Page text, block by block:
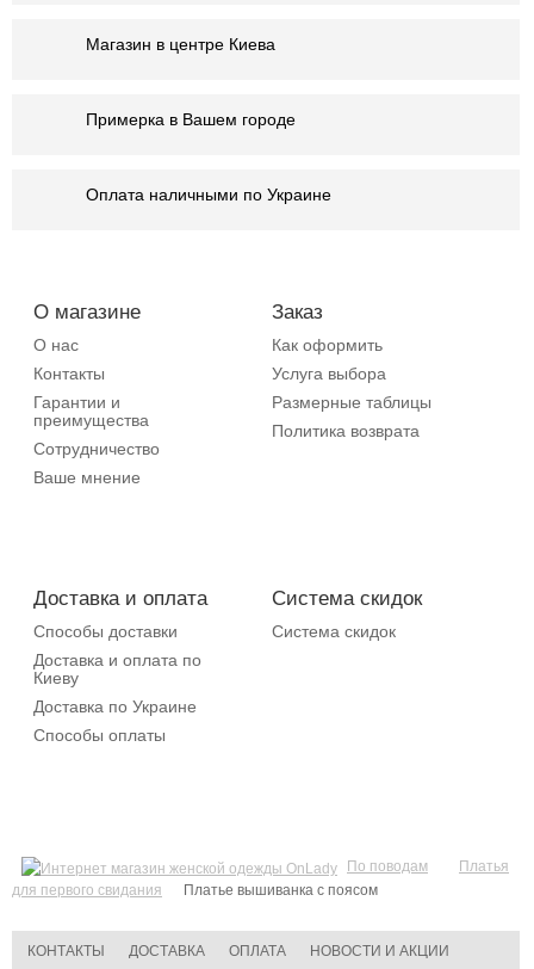
Магазин в центре Киева
Примерка в Вашем городе
Оплата наличными по Украине
О магазине
О нас
Контакты
Гарантии и
преимущества
Сотрудничество
Ваше мнение
Заказ
Как оформить
Услуга выбора
Размерные таблицы
Политика возврата
Доставка и оплата
Способы доставки
Доставка и оплата по
Киеву
Доставка по Украине
Способы оплаты
Система скидок
Система скидок
По поводам
Платья
для первого свидания
Платье вышиванка с поясом
КОНТАКТЫ ДОСТАВКА ОПЛАТА НОВОСТИ И АКЦИИ